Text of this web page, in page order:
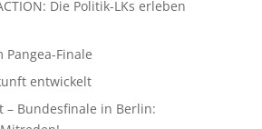
Die Politik-LKs erleben
Pangea-Finale
entwickelt
– Bundesfinale in Berlin: